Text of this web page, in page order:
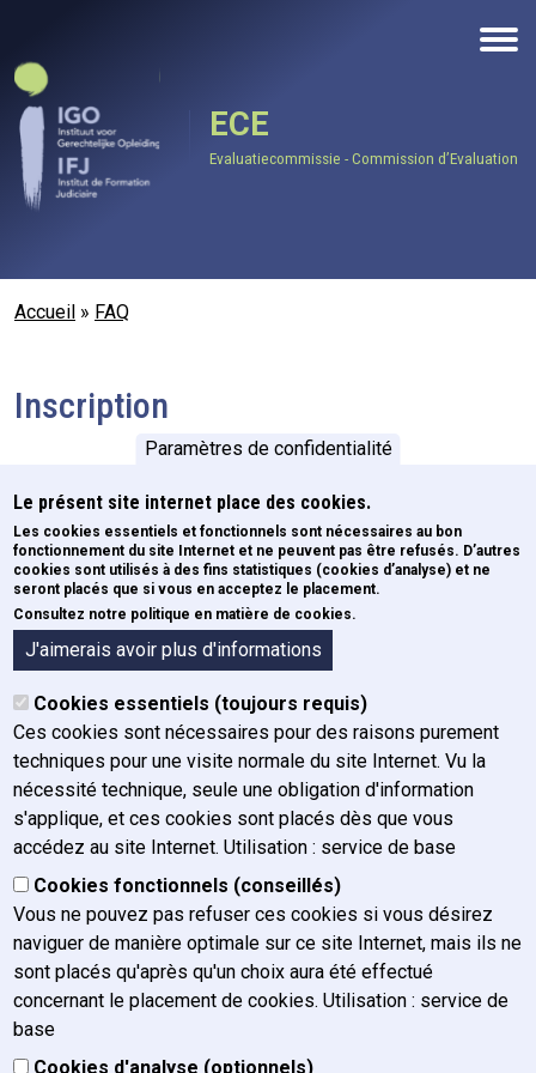
Paramètres de confidentialité
Le présent site internet place des cookies.
Les cookies essentiels et fonctionnels sont nécessaires au bon
fonctionnement du site Internet et ne peuvent pas être refusés. D’autres
cookies sont utilisés à des fins statistiques (cookies d’analyse) et ne
seront placés que si vous en acceptez le placement.
Consultez notre politique en matière de cookies.
J'aimerais avoir plus d'informations
Cookies essentiels (toujours requis)
Ces cookies sont nécessaires pour des raisons purement
techniques pour une visite normale du site Internet. Vu la
nécessité technique, seule une obligation d'information
s'applique, et ces cookies sont placés dès que vous
accédez au site Internet. Utilisation : service de base
Cookies fonctionnels (conseillés)
Vous ne pouvez pas refuser ces cookies si vous désirez
naviguer de manière optimale sur ce site Internet, mais ils ne
sont placés qu'après qu'un choix aura été effectué
concernant le placement de cookies. Utilisation : service de
base
Cookies d'analyse (optionnels)
ECE
Evaluatiecommissie - Commission d’Evaluation
Fil d'Ariane
Accueil FAQ
Inscription
Questions-réponses sur Inscription
Dois-je m'inscrire pour les formations
obligatoires ?
Comment dois-je m’inscrire à une
formation facultative et à un séminaire
rédientiel ?
Pied de page
Documents
Documents pour magistrats en formation
Documents maîtres de stage
Lois